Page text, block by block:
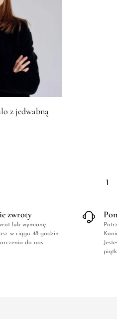
z jedwabną
1
zwroty
lub wymianę.
w ciągu 48 godzin
do nas